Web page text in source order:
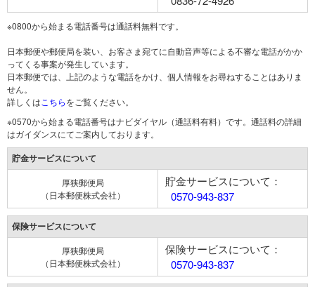
※0800から始まる電話番号は通話料無料です。
日本郵便や郵便局を装い、お客さま宛てに自動音声等による不審な電話がかか
ってくる事案が発生しています。
日本郵便では、上記のような電話をかけ、個人情報をお尋ねすることはありま
せん。
詳しくは こちらをご覧ください。
※0570から始まる電話番号はナビダイヤル（通話料有料）です。通話料の詳細
はガイダンスにてご案内しております。
貯金サービスについて
厚狭郵便局
（日本郵便株式会社）
貯金サービスについて：
0570-943-837
保険サービスについて
厚狭郵便局
（日本郵便株式会社）
保険サービスについて：
0570-943-837